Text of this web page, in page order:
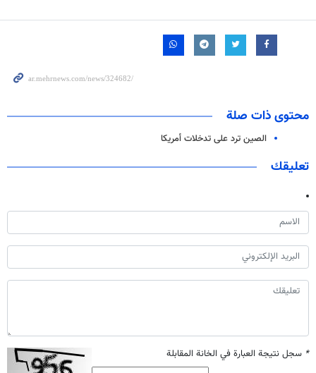
محتوى ذات صلة
الصين ترد على تدخلات أمريكا
تعليقك
* سجل نتيجة العبارة في الخانة المقابلة